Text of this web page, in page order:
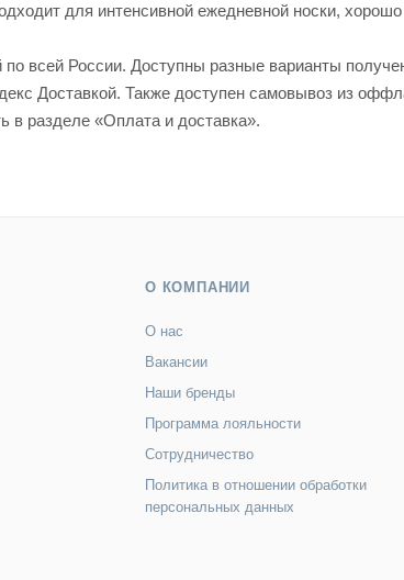
для интенсивной ежедневной носки,
всей России. Доступны разные варианты
Доставкой. Также доступен самовывоз из
в разделе «Оплата и доставка».
О КОМПАНИИ
О нас
Вакансии
Наши бренды
Программа лояльности
Сотрудничество
Политика в отношении обработки
персональных данных